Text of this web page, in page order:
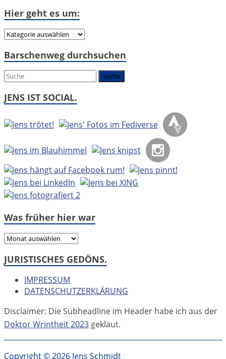
Hier geht es um:
Hier
es
Barschenweg durchsuchen
JENS IST SOCIAL.
Was früher hier war
Was
hier
JURISTISCHES GEDÖNS.
IMPRESSUM
DATENSCHUTZERKLÄRUNG
Disclaimer: Die Subheadline im Header habe ich aus der
Doktor Wrintheit 2023 geklaut.
Copyright © 2026 Jens Schmidt